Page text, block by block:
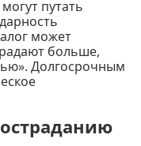
путать
может
больше,
Долгосрочным